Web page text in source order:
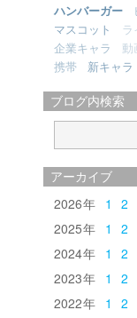
ハンバーガー
マスコット
ラ
企業キャラ
動
携帯
新キャラ
ブログ内検索
アーカイブ
2026 1 2
2025
1 2
2024
1 2
2023
1 2
2022
1 2